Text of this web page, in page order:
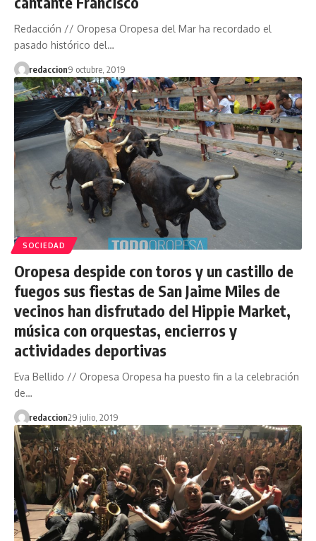
Redacción // Oropesa Oropesa del Mar ha recordado el
pasado histórico del…
redaccion9 octubre, 2019
SOCIEDAD
Oropesa despide con toros y un castillo de
fuegos sus fiestas de San Jaime Miles de
vecinos han disfrutado del Hippie Market,
música con orquestas, encierros y
actividades deportivas
Eva Bellido // Oropesa Oropesa ha puesto fin a la celebración
de…
redaccion29 julio, 2019